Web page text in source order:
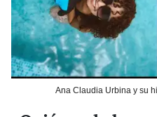
Ana Claudia Urbina y su